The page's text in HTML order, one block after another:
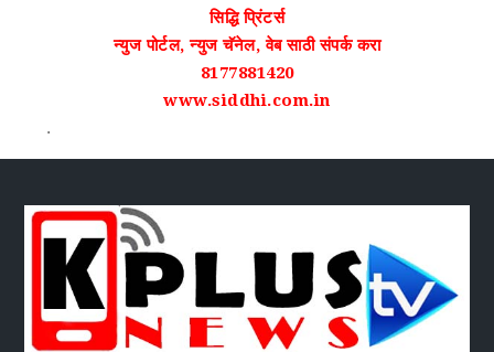
सिद्धि प्रिंटर्स
न्युज पोर्टल, न्युज चॅनेल, वेब साठी संपर्क करा
8177881420
www.siddhi.com.in
.